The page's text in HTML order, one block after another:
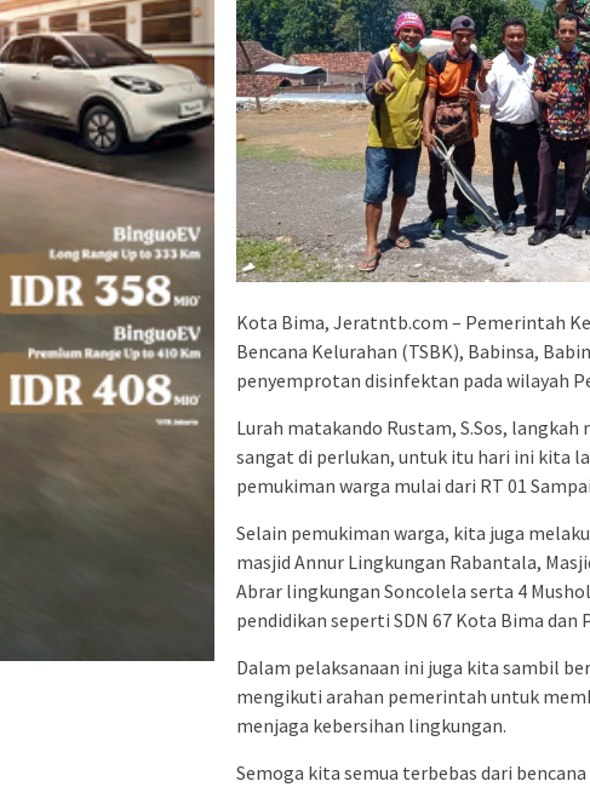
Kota Bima, Jeratntb.com – Pemerintah
Bencana Kelurahan (TSBK), Babinsa,
penyemprotan disinfektan pada wilayah
Lurah matakando Rustam, S.Sos,
sangat di perlukan, untuk itu hari ini kita
pemukiman warga mulai dari RT 01
Selain pemukiman warga, kita juga
masjid Annur Lingkungan Rabantala,
Abrar lingkungan Soncolela serta 4
pendidikan seperti SDN 67 Kota Bima dan
Dalam pelaksanaan ini juga kita sambil
mengikuti arahan pemerintah untuk
menjaga kebersihan lingkungan.
Semoga kita semua terbebas dari